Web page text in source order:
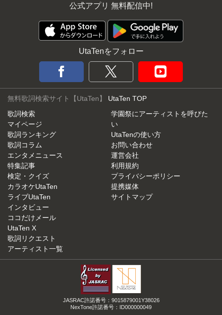
公式アプリ 無料配信中!
UtaTenをフォロー
無料歌詞検索サイト【UtaTen】 UtaTen TOP
歌詞検索
マイページ
歌詞ランキング
歌詞コラム
エンタメニュース
特集記事
検定・クイズ
カラオケUtaTen
ライブUtaTen
インタビュー
ココだけメール
UtaTen X
歌詞リクエスト
アーティスト一覧
学園祭にアーティストを呼びた
い
UtaTenの使い方
お問い合わせ
運営会社
利用規約
プライバシーポリシー
提携媒体
サイトマップ
JASRAC許諾番号：9015879001Y38026
NexTone許諾番号：ID000000049